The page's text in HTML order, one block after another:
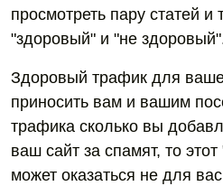
просмотреть пару статей
"здоровый" и "не
Здоровый трафик для
приносить вам и вашим
трафика сколько вы
ваш сайт за спамят, то
может оказаться не для